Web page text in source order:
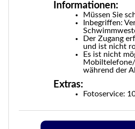
Informationen:
Müssen Sie
Inbegriffen:
Der Zugang
und ist nicht
Es ist nicht
während der
Extras:
Fotoservice: